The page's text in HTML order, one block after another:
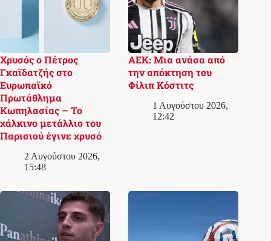
Χρυσός ο Πέτρος
Γκαϊδατζής στο
Ευρωπαϊκό
Πρωτάθλημα
Κωπηλασίας – Το
χάλκινο μετάλλιο του
Παρισιού έγινε χρυσό
2 Αυγούστου 2026,
15:48
ΑΕΚ: Μια ανάσα από
την απόκτηση του
Φίλιπ Κόστιτς
1 Αυγούστου 2026,
12:42